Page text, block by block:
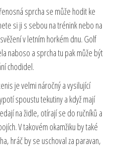
sprcha se může hodit ke
si ji s sebou na trénink nebo na
v letním horkém dnu. Golf
naboso a sprcha tu pak může být
chodidel.
je velmi náročný a vysilující
spoustu tekutiny a když mají
na židle, otírají se do ručníků a
V takovém okamžiku by také
hráč by se uschoval za paravan,